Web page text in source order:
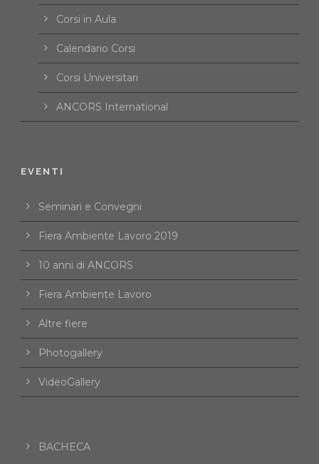
Corsi in Aula
Calendario Corsi
Corsi Universitari
ANCORS International
EVENTI
Seminari e Convegni
Fiera Ambiente Lavoro 2019
10 anni di ANCORS
Fiera Ambiente Lavoro
Altre fiere
Photogallery
VideoGallery
BACHECA